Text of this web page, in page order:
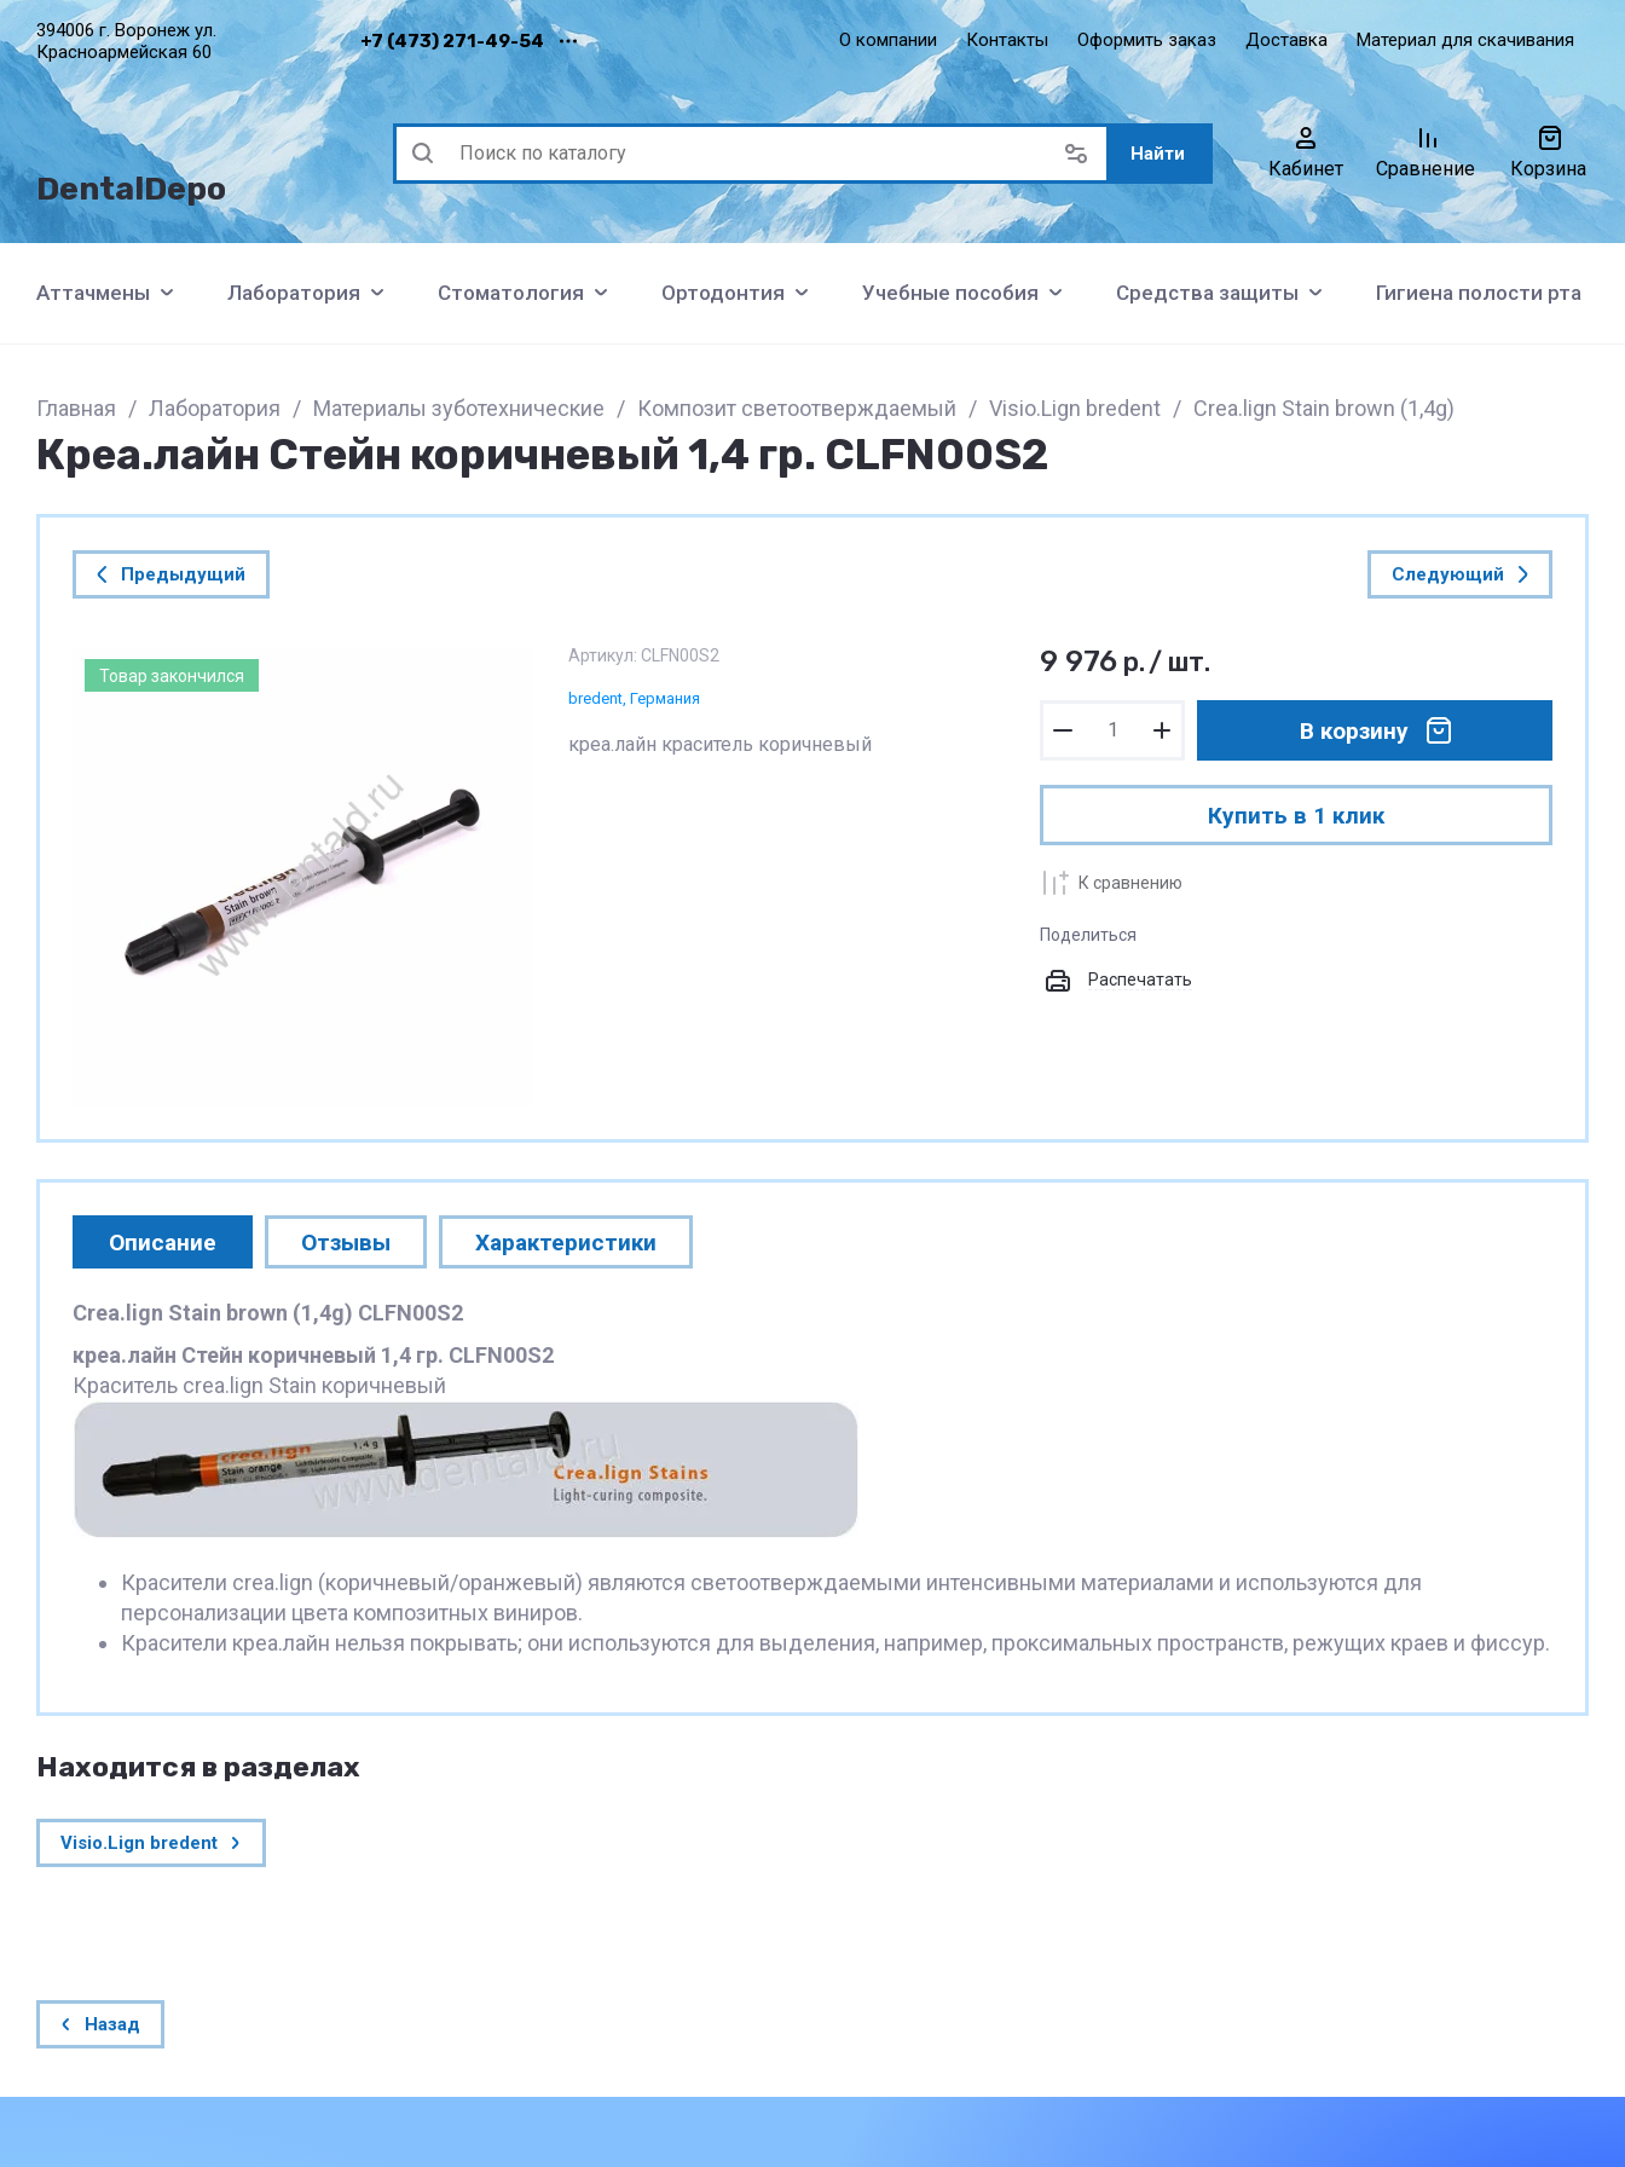
394006 г. Воронеж ул.
Красноармейская 60
+7 (473) 271-49-54 О компании Контакты Оформить заказ Доставка Материал для скачивания
DentalDepo
Найти
Кабинет Сравнение Корзина
Аттачмены Лаборатория Стоматология Ортодонтия Учебные пособия Средства защиты Гигиена полости рта
Главная / Лаборатория / Материалы зуботехнические / Композит светоотверждаемый / Visio.Lign bredent / Crea.lign Stain brown (1,4g)
Креа.лайн Стейн коричневый 1,4 гр. CLFN00S2
Предыдущий Следующий
Товар закончился
Артикул: CLFN00S2
bredent, Германия
креа.лайн краситель коричневый
9 976 р./ шт.
В корзину
Купить в 1 клик
К сравнению
Поделиться
Распечатать
Описание Отзывы Характеристики
Crea.lign Stain brown (1,4g) CLFN00S2
креа.лайн Стейн коричневый 1,4 гр. CLFN00S2
Краситель crea.lign Stain коричневый
Красители crea.lign (коричневый/оранжевый) являются светоотверждаемыми интенсивными материалами и используются для
персонализации цвета композитных виниров.
Красители креа.лайн нельзя покрывать; они используются для выделения, например, проксимальных пространств, режущих краев и фиссур.
Находится в разделах
Visio.Lign bredent
Назад